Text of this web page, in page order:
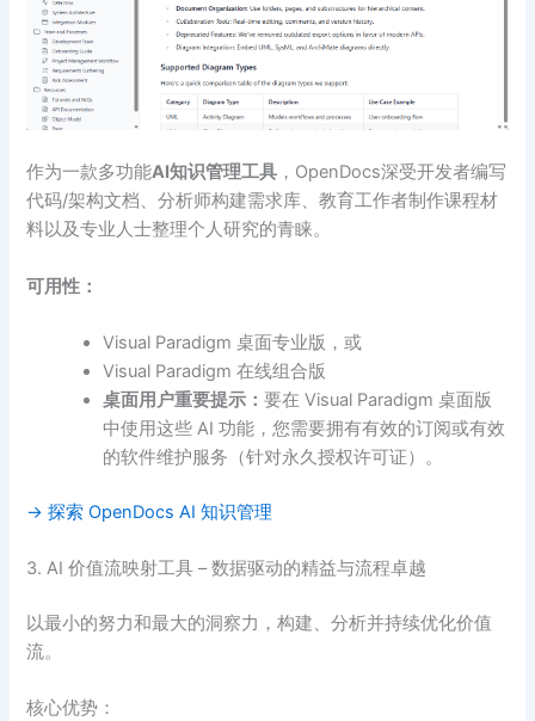
作为一款多功能AI知识管理工具 ，OpenDocs深受开发者编写
代码/架构文档、分析师构建需求库、教育工作者制作课程材
料以及专业人士整理个人研究的青睐。
可用性：
Visual Paradigm 桌面专业版，或
Visual Paradigm 在线组合版
桌面用户重要提示：要在 Visual Paradigm 桌面版
中使用这些 AI 功能，您需要拥有有效的订阅或有效
的软件维护服务（针对永久授权许可证）。
→ 探索 OpenDocs AI 知识管理
3. AI 价值流映射工具 – 数据驱动的精益与流程卓越
以最小的努力和最大的洞察力，构建、分析并持续优化价值
流。
核心优势：